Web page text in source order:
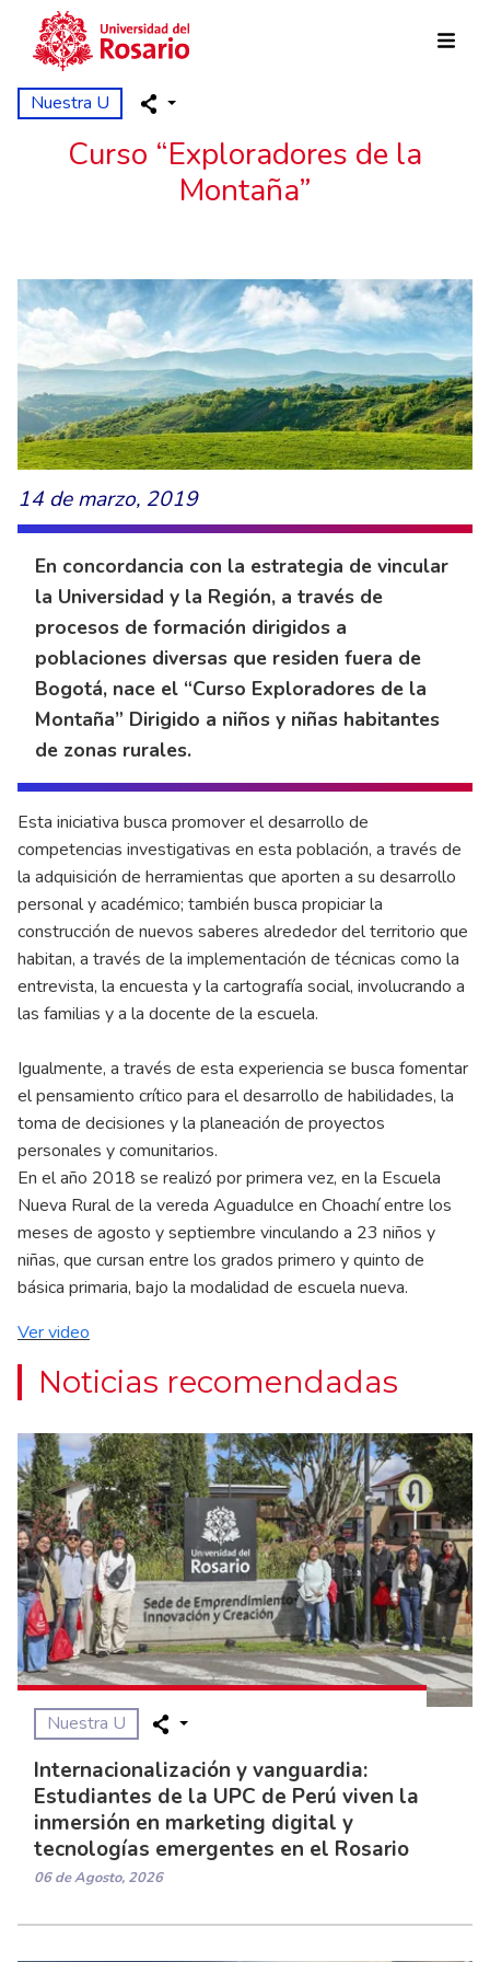
Pasar al contenido principal
Nuestra U
Curso “Exploradores de la
Montaña”
14 de marzo, 2019
En concordancia con la estrategia de vincular
la Universidad y la Región, a través de
procesos de formación dirigidos a
poblaciones diversas que residen fuera de
Bogotá, nace el “Curso Exploradores de la
Montaña” Dirigido a niños y niñas habitantes
de zonas rurales.
Esta iniciativa busca promover el desarrollo de
competencias investigativas en esta población, a través de
la adquisición de herramientas que aporten a su desarrollo
personal y académico; también busca propiciar la
construcción de nuevos saberes alrededor del territorio que
habitan, a través de la implementación de técnicas como la
entrevista, la encuesta y la cartografía social, involucrando a
las familias y a la docente de la escuela.
Igualmente, a través de esta experiencia se busca fomentar
el pensamiento crítico para el desarrollo de habilidades, la
toma de decisiones y la planeación de proyectos
personales y comunitarios.
En el año 2018 se realizó por primera vez, en la Escuela
Nueva Rural de la vereda Aguadulce en Choachí entre los
meses de agosto y septiembre vinculando a 23 niños y
niñas, que cursan entre los grados primero y quinto de
básica primaria, bajo la modalidad de escuela nueva.
Ver video
Noticias recomendadas
Nuestra U
Internacionalización y vanguardia:
Estudiantes de la UPC de Perú viven la
inmersión en marketing digital y
tecnologías emergentes en el Rosario
06 de Agosto, 2026